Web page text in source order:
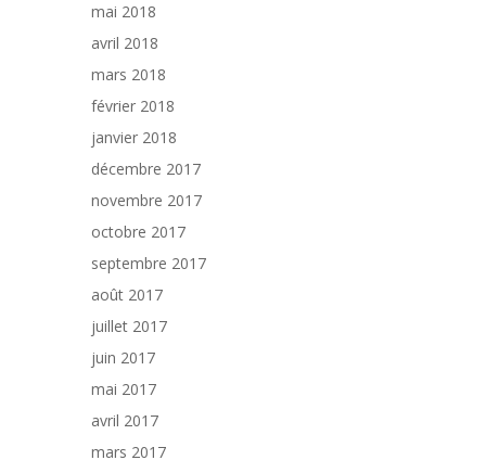
mai 2018
avril 2018
mars 2018
février 2018
janvier 2018
décembre 2017
novembre 2017
octobre 2017
septembre 2017
août 2017
juillet 2017
juin 2017
mai 2017
avril 2017
mars 2017